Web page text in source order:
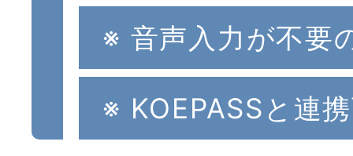
※ 音声入力が不要
※ KOEPASSと連